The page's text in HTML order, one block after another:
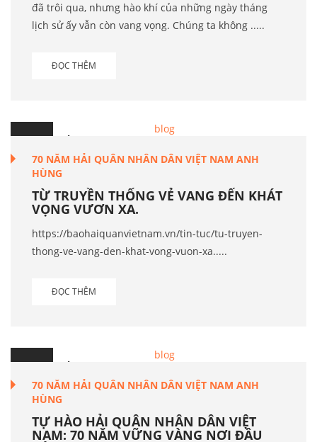
đã trôi qua, nhưng hào khí của những ngày tháng
lịch sử ấy vẫn còn vang vọng. Chúng ta không .....
ĐỌC THÊM
7 Th.5
70 NĂM HẢI QUÂN NHÂN DÂN VIỆT NAM ANH
HÙNG
TỪ TRUYỀN THỐNG VẺ VANG ĐẾN KHÁT
VỌNG VƯƠN XA.
https://baohaiquanvietnam.vn/tin-tuc/tu-truyen-
thong-ve-vang-den-khat-vong-vuon-xa.....
ĐỌC THÊM
6 Th.5
70 NĂM HẢI QUÂN NHÂN DÂN VIỆT NAM ANH
HÙNG
TỰ HÀO HẢI QUÂN NHÂN DÂN VIỆT
NAM: 70 NĂM VỮNG VÀNG NƠI ĐẦU